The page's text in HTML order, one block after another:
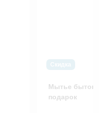
Скидка
Мытье
подарок